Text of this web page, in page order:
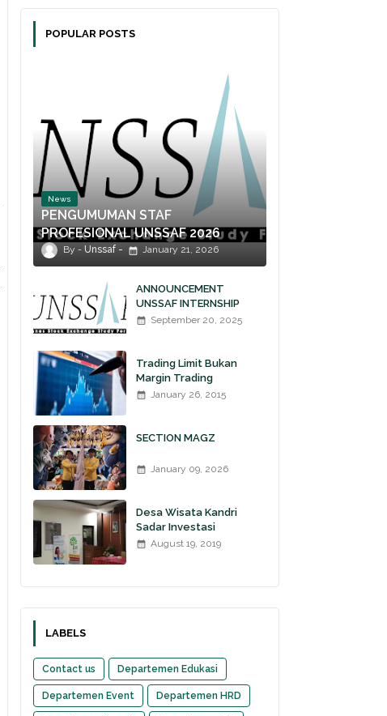
POPULAR POSTS
News
PENGUMUMAN STAF
PROFESIONAL UNSSAF 2026
Unssaf January 21, 2026
ANNOUNCEMENT
UNSSAF INTERNSHIP
2025September 20, 2025
Trading Limit Bukan
Margin Trading
January 26, 2015
SECTION MAGZ
January 09, 2026
Desa Wisata Kandri
Sadar Investasi
August 19, 2019
LABELS
Contact us Departemen Edukasi
Departemen Event Departemen HRD